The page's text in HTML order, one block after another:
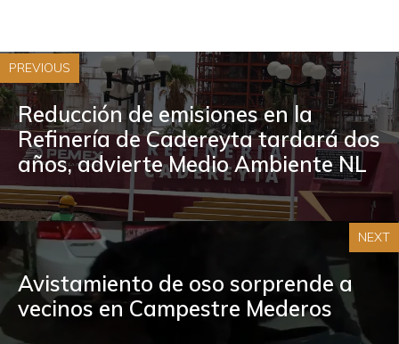
PREVIOUS
Reducción de emisiones en la
Refinería de Cadereyta tardará dos
años, advierte Medio Ambiente NL
NEXT
Avistamiento de oso sorprende a
vecinos en Campestre Mederos